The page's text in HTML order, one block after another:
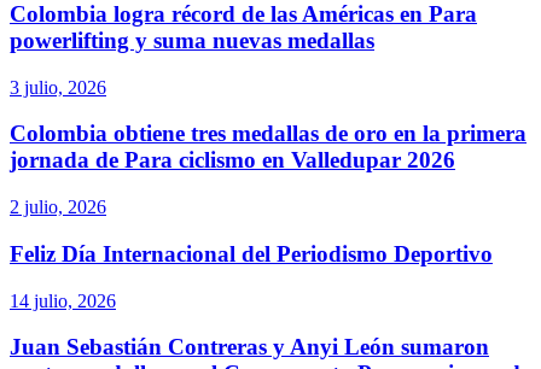
Colombia logra récord de las Américas en Para
powerlifting y suma nuevas medallas
3 julio, 2026
Colombia obtiene tres medallas de oro en la primera
jornada de Para ciclismo en Valledupar 2026
2 julio, 2026
Feliz Día Internacional del Periodismo Deportivo
14 julio, 2026
Juan Sebastián Contreras y Anyi León sumaron